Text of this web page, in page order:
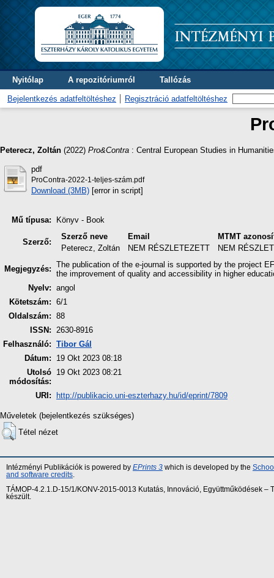
Nyitólap A repozitóriumról Tallózás
Bejelentkezés adatfeltöltéshez Regisztráció adatfeltöltéshez
Peterecz, Zoltán (2022) Pro&Contra : Central European Studies in
pdf
ProContra-2022-1-teljes-szám.pdf
Download (3MB) [error in script]
Mű típusa: Könyv - Book
Szerző:
Szerző neve Email
MTMT
Peterecz, Zoltán
NEM RÉSZLETEZETT NEM
Megjegyzés: The publication of the e-journal is supported by the project
the improvement of quality and accessibility in higher
Nyelv: angol
Kötetszám: 6/1
Oldalszám: 88
ISSN: 2630-8916
Felhasználó: Tibor Gál
Dátum:
19 Okt 2023 08:18
Utolsó
módosítás:
19 Okt 2023 08:21
URI: http://publikacio.uni-eszterhazy.hu/id/eprint/7809
Műveletek (bejelentkezés szükséges)
Tétel nézet
Intézményi Publikációk is powered by EPrints 3 which is developed by the
and software credits
TÁMOP-4.2.1.D-15/1/KONV-2015-0013 Kutatás, Innováció, Együttműködések
készült.